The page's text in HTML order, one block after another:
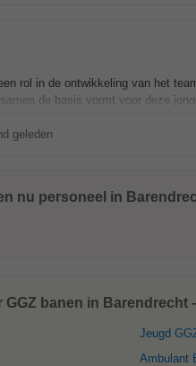
rol in de ontwikkeling van het
de basis vormt voor deze
geleden
nu personeel in
banen in Barendrecht
Jeugd
Ambulant